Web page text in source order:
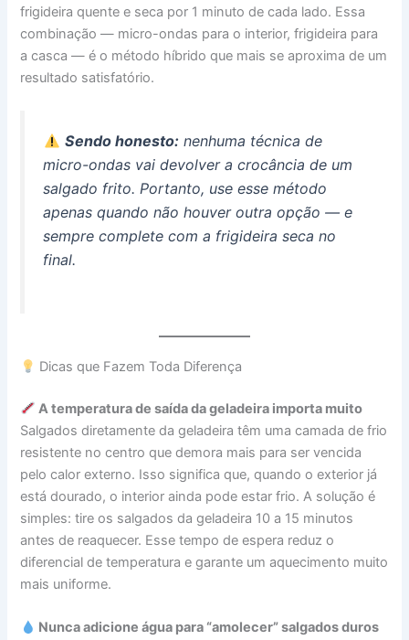
frigideira quente e seca por 1 minuto de cada lado. Essa
combinação — micro-ondas para o interior, frigideira para
a casca — é o método híbrido que mais se aproxima de um
resultado satisfatório.
Sendo honesto:nenhuma técnica de
micro-ondas vai devolver a crocância de um
salgado frito. Portanto, use esse método
apenas quando não houver outra opção — e
sempre complete com a frigideira seca no
final.
Dicas que Fazem Toda Diferença
A temperatura de saída da geladeira importa muito
Salgados diretamente da geladeira têm uma camada de frio
resistente no centro que demora mais para ser vencida
pelo calor externo. Isso significa que, quando o exterior já
está dourado, o interior ainda pode estar frio. A solução é
simples: tire os salgados da geladeira 10 a 15 minutos
antes de reaquecer. Esse tempo de espera reduz o
diferencial de temperatura e garante um aquecimento muito
mais uniforme.
Nunca adicione água para “amolecer” salgados duros